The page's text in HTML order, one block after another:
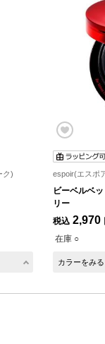
ク) espoir(エスポ
ビーベルベ
リー
税込 2,970
在庫 ○
カラーをみる